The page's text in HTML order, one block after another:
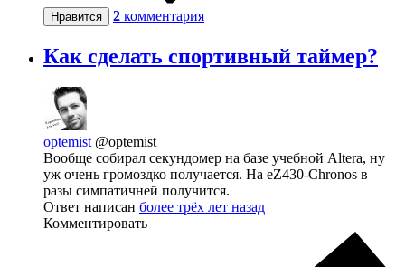
Нравится 2 комментария
Как сделать спортивный таймер?
optemist @optemist
Вообще собирал секундомер на базе учебной Altera, ну
уж очень громоздко получается. На eZ430-Chronos в
разы симпатичней получится.
Ответ написан более трёх лет назад
Комментировать